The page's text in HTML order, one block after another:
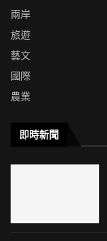
兩岸
旅遊
藝文
國際
農業
即時新聞